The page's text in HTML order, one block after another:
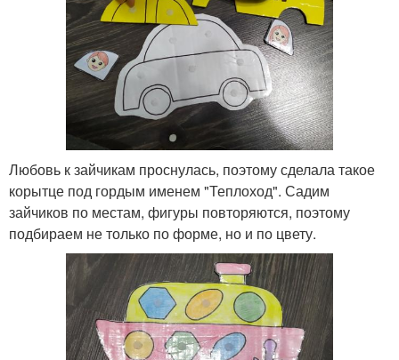
Любовь к зайчикам проснулась, поэтому сделала такое
корытце под гордым именем "Теплоход". Садим
зайчиков по местам, фигуры повторяются, поэтому
подбираем не только по форме, но и по цвету.